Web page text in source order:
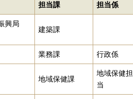
担当課 担当係
興局
建築課
業務課 行政係
地域保健課
地域保健担
当